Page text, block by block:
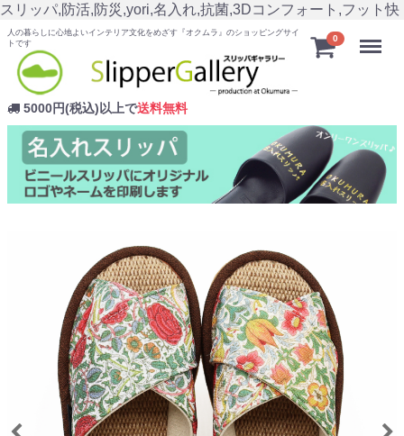
スリッパ,防活,防災,yori,名入れ,抗菌,3Dコンフォート,フット快
人の暮らしに心地よいインテリア文化をめざす『オクムラ』のショッピングサイ
トです
5000円(税込)以上で送料無料
0 Menu